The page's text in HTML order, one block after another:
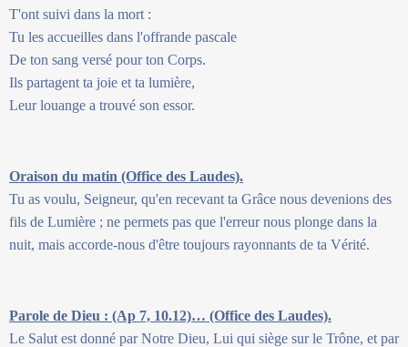
T'ont suivi dans la mort :
Tu les accueilles dans l'offrande pascale
De ton sang versé pour ton Corps.
Ils partagent ta joie et ta lumière,
Leur louange a trouvé son essor.
Oraison du matin (Office des Laudes).
Tu as voulu, Seigneur, qu'en recevant ta Grâce nous devenions des
fils de Lumière ; ne permets pas que l'erreur nous plonge dans la
nuit, mais accorde-nous d'être toujours rayonnants de ta Vérité.
Parole de Dieu : (Ap 7, 10.12)… (Office des Laudes).
Le Salut est donné par Notre Dieu, Lui qui siège sur le Trône, et par